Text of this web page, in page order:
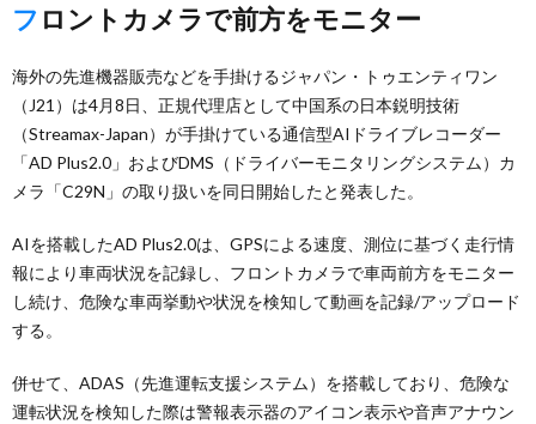
フロントカメラで前方をモニター
海外の先進機器販売などを手掛けるジャパン・トゥエンティワン
（J21）は4月8日、正規代理店として中国系の日本鋭明技術
（Streamax-Japan）が手掛けている通信型AIドライブレコーダー
「AD Plus2.0」およびDMS（ドライバーモニタリングシステム）カ
メラ「C29N」の取り扱いを同日開始したと発表した。
AIを搭載したAD Plus2.0は、GPSによる速度、測位に基づく走行情
報により車両状況を記録し、フロントカメラで車両前方をモニター
し続け、危険な車両挙動や状況を検知して動画を記録/アップロード
する。
併せて、ADAS（先進運転支援システム）を搭載しており、危険な
運転状況を検知した際は警報表示器のアイコン表示や音声アナウン